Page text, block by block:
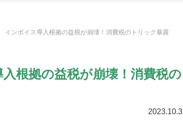
ンボイス導入根拠の益税が崩壊！消費税のトリック暴露
根拠の益税が崩壊！消費税の
2023.10.3